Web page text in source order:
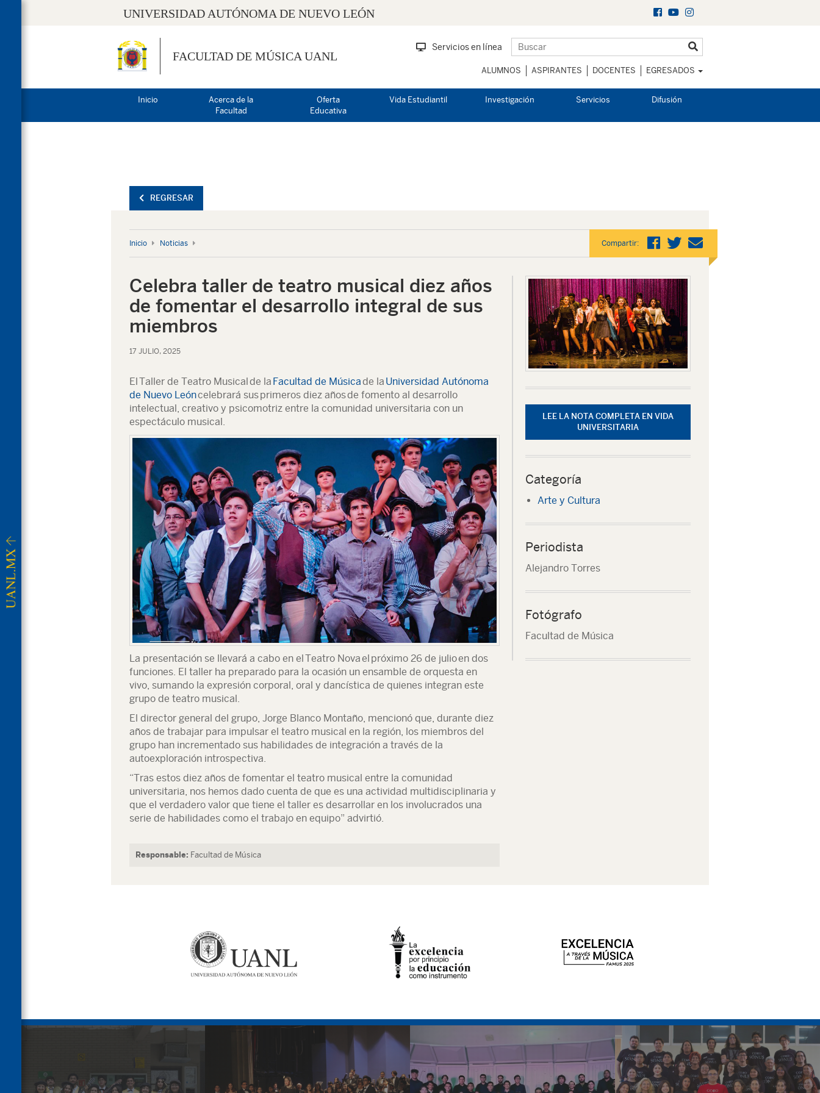
UNIVERSIDAD AUTÓNOMA DE NUEVO LEÓN
FACULTAD DE MÚSICA UANL
Servicios en línea
ALUMNOS ASPIRANTES DOCENTES EGRESADOS
Inicio
Acerca de la
Facultad
Oferta
Educativa
Vida Estudiantil Investigación Servicios Difusión
REGRESAR
Inicio Noticias Compartir:
Celebra taller de teatro musical diez años
de fomentar el desarrollo integral de sus
miembros
17 JULIO, 2025
ElTaller de Teatro Musicalde la Facultad de Músicade la Universidad Autónoma
de Nuevo Leóncelebrará susprimeros diez añosde fomento al desarrollo
intelectual, creativo y psicomotriz entre la comunidad universitaria con un
espectáculo musical.
La presentación se llevará a cabo en elTeatro Novael próximo 26 de julioen dos
funciones. El taller ha preparado para la ocasión un ensamble de orquesta en
vivo, sumando la expresión corporal, oral y dancística de quienes integran este
grupo de teatro musical.
El director general del grupo, Jorge Blanco Montaño, mencionó que, durante diez
años de trabajar para impulsar el teatro musical en la región, los miembros del
grupo han incrementado sus habilidades de integración a través de la
autoexploración introspectiva.
“Tras estos diez años de fomentar el teatro musical entre la comunidad
universitaria, nos hemos dado cuenta de que es una actividad multidisciplinaria y
que el verdadero valor que tiene el taller es desarrollar en los involucrados una
serie de habilidades como el trabajo en equipo” advirtió.
Responsable: Facultad de Música
LEE LA NOTA COMPLETA EN VIDA
UNIVERSITARIA
Categoría
Arte y Cultura
Periodista
Alejandro Torres
Fotógrafo
Facultad de Música